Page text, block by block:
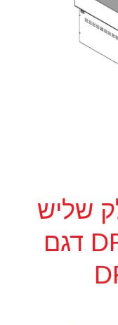
שליש
מחורץ DROP-IN דגם